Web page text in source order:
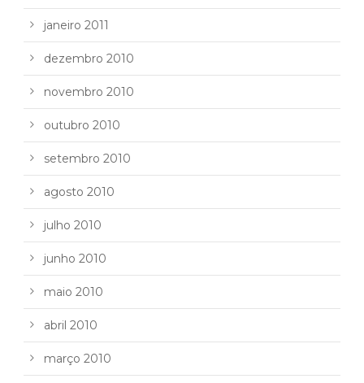
janeiro 2011
dezembro 2010
novembro 2010
outubro 2010
setembro 2010
agosto 2010
julho 2010
junho 2010
maio 2010
abril 2010
março 2010